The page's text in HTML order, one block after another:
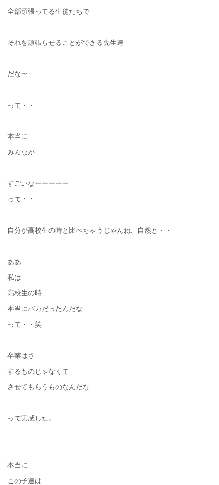
全部頑張ってる生徒たちで
それを頑張らせることができる先生達
だな〜
って・・
本当に
みんなが
すごいなーーーーー
って・・
自分が高校生の時と比べちゃうじゃんね、自然と・・
ああ
私は
高校生の時
本当にバカだったんだな
って・・笑
卒業はさ
するものじゃなくて
させてもらうものなんだな
って実感した。
本当に
この子達は